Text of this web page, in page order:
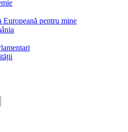
Europeană pentru mine